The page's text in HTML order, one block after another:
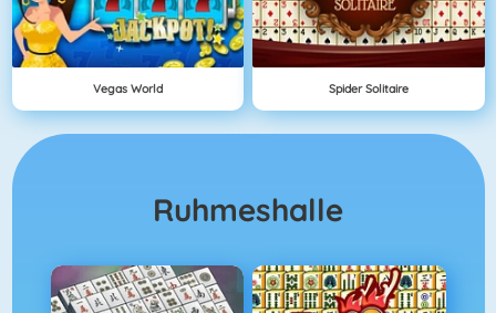
Vegas World Spider Solitaire
Ruhmeshalle